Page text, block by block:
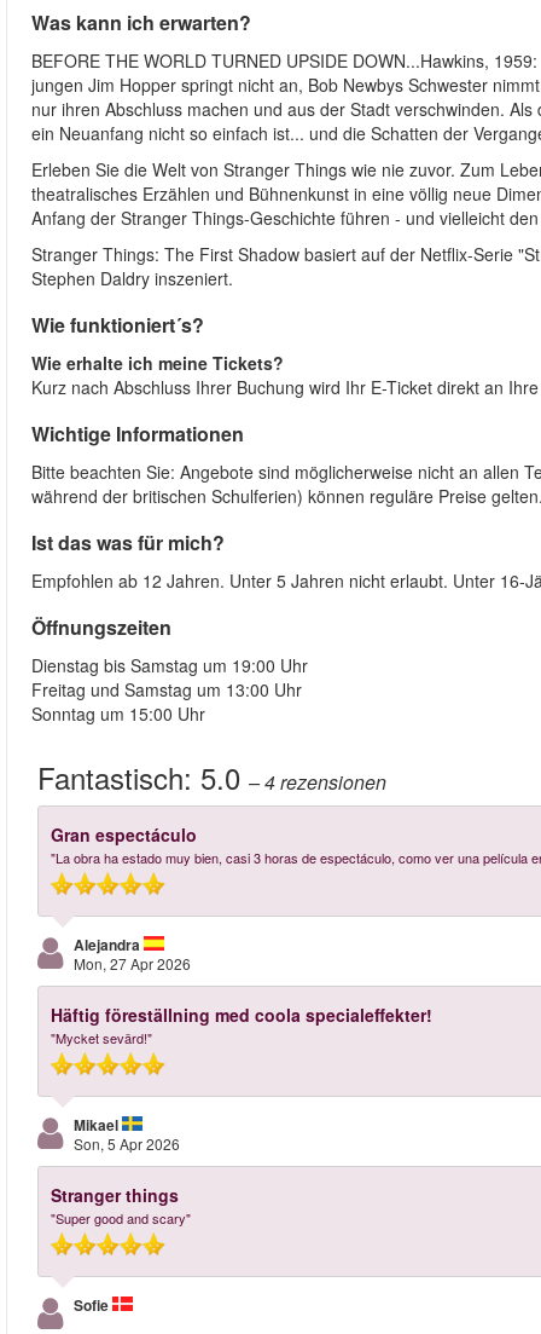
Was kann ich erwarten?
BEFORE THE WORLD TURNED UPSIDE DOWN...Hawkins,
jungen Jim Hopper springt nicht an, Bob Newbys Schwester
nur ihren Abschluss machen und aus der Stadt verschwinden.
ein Neuanfang nicht so einfach ist... und die Schatten der
Erleben Sie die Welt von Stranger Things wie nie zuvor. Zum
theatralisches Erzählen und Bühnenkunst in eine völlig neue
Anfang der Stranger Things-Geschichte führen - und vielleicht
Stranger Things: The First Shadow basiert auf der Netflix-Serie
Stephen Daldry inszeniert.
Wie funktioniert´s?
Wie erhalte ich meine Tickets?
Kurz nach Abschluss Ihrer Buchung wird Ihr E-Ticket direkt an
Wichtige Informationen
Bitte beachten Sie: Angebote sind möglicherweise nicht an allen
während der britischen Schulferien) können reguläre Preise
Ist das was für mich?
Empfohlen ab 12 Jahren. Unter 5 Jahren nicht erlaubt. Unter
Öffnungszeiten
Dienstag bis Samstag um 19:00 Uhr
Freitag und Samstag um 13:00 Uhr
Sonntag um 15:00 Uhr
Fantastisch: 5.0 – 4rezensionen
Gran espectáculo
"La obra ha estado muy bien, casi 3 horas de espectáculo, como ver una película
Alejandra
Mon, 27 Apr 2026
Häftig föreställning med coola specialeffekter!
"Mycket sevärd!"
Mikael
Son, 5 Apr 2026
Stranger things
"Super good and scary"
Sofie